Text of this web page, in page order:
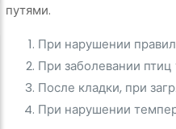
путями.
При нарушении
При заболевании
После кладки, при
При нарушении